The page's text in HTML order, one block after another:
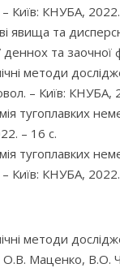
Київ: КНУБА,
явища та
деннох та
методи
– Київ: КНУБА,
тугоплавких
– 16 с.
тугоплавких
Київ: КНУБА,
методи
О.В. Маценко, В.О.